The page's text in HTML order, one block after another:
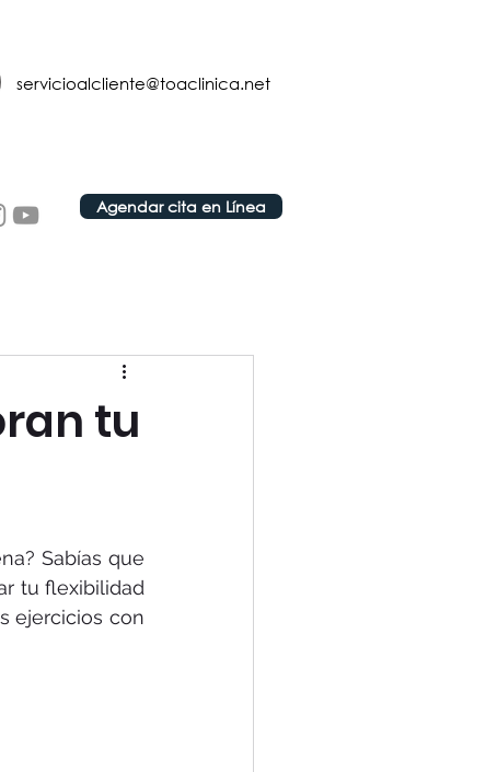
servicioalcliente@toaclinica.net
Agendar cita en Línea
tu
Sabías que
tu flexibilidad
ejercicios con